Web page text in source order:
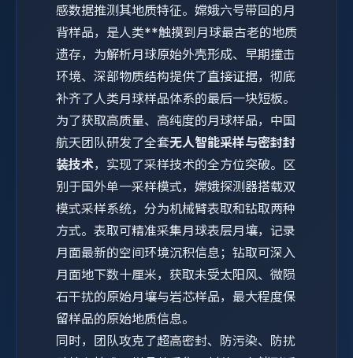
感数据推测其地质特征。嫦娥六号带回的月
背样品，是人类**触摸到月球最古老的地质
遗存，为解析月球原始外壳形成、早期撞击
环境、深部物质结构提供了直接证据，彻底
补齐了人类月球样品体系的最后一块短板。
为了获取高质量、高纯度的月球样品，中国
航天团队研发了全套无人智能采样与密封封
装技术，实现了采样技术的全方位突破。区
别于国外单一采样模式，嫦娥探测器搭载双
模式采样系统，分为机械臂表取和钻取两种
方式。表取可精准采集月球表层月壤，记录
月面最新的空间环境沉积信息；钻取可深入
月面地下数十厘米，获取未受太阳风、微陨
石干扰的原始月壤与岩芯样品，最大程度保
留样品的原始地质信息。
同时，团队攻克了超高密封、防污染、防扰